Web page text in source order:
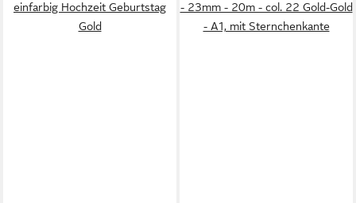
einfarbig Hochzeit Geburtstag
Gold
- 23mm - 20m - col. 22 Gold-Gold
- A1, mit Sternchenkante